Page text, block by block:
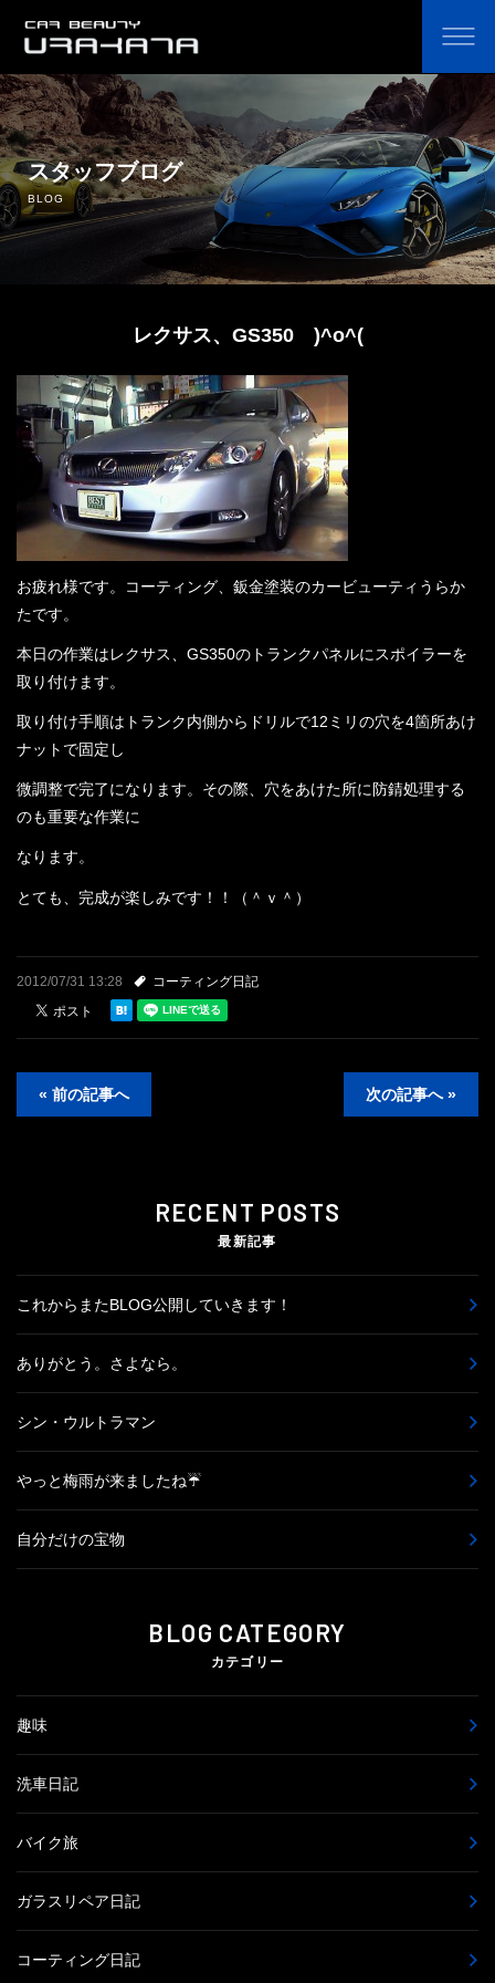
ホーム
オリジナルカーコーティング剤の通販
コーティングのこだわり・費用
コーティングの流れ
鈑金塗装
中古車販売
店舗案内
コーティングギャラリー
最新情報
スタッフブログ
スタッフブログ
BLOG
レクサス、GS350 )^o^(
お疲れ様です。コーティング、鈑金塗装のカービューティうらか
たです。
本日の作業はレクサス、GS350のトランクパネルにスポイラーを
取り付けます。
取り付け手順はトランク内側からドリルで12ミリの穴を4箇所あけ
ナットで固定し
微調整で完了になります。その際、穴をあけた所に防錆処理する
のも重要な作業に
なります。
とても、完成が楽しみです！！（＾ｖ＾）
2012/07/31 13:28 コーティング日記
« 前の記事へ 次の記事へ »
RECENT POSTS
最新記事
これからまたBLOG公開していきます！
ありがとう。さよなら。
シン・ウルトラマン
やっと梅雨が来ましたね☔
自分だけの宝物
BLOG CATEGORY
カテゴリー
趣味
洗車日記
バイク旅
ガラスリペア日記
コーティング日記